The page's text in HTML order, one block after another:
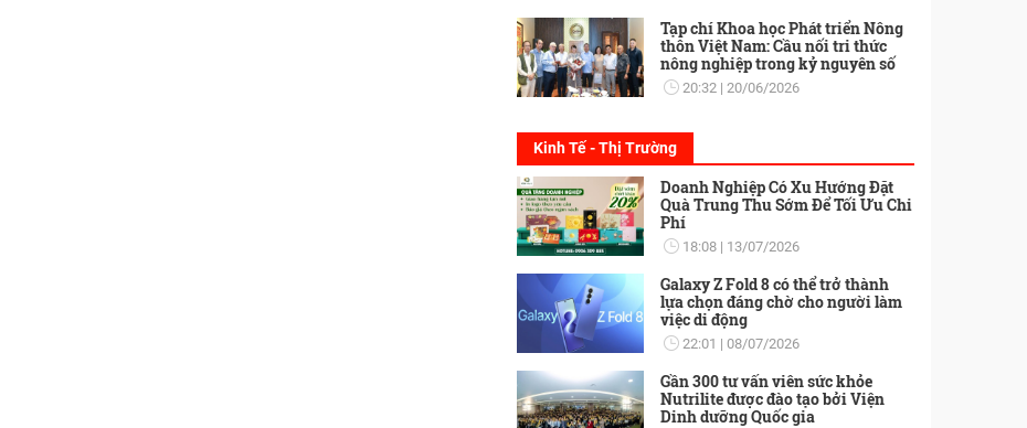
Tạp chí Khoa học Phát triển Nông
thôn Việt Nam: Cầu nối tri thức
nông nghiệp trong kỷ nguyên số
20:32 20/06/2026
Kinh Tế - Thị Trường
Doanh Nghiệp Có Xu Hướng Đặt
Quà Trung Thu Sớm Để Tối Ưu Chi
Phí
18:08 13/07/2026
Galaxy Z Fold 8 có thể trở thành
lựa chọn đáng chờ cho người làm
việc di động
22:01 08/07/2026
Gần 300 tư vấn viên sức khỏe
Nutrilite được đào tạo bởi Viện
Dinh dưỡng Quốc gia